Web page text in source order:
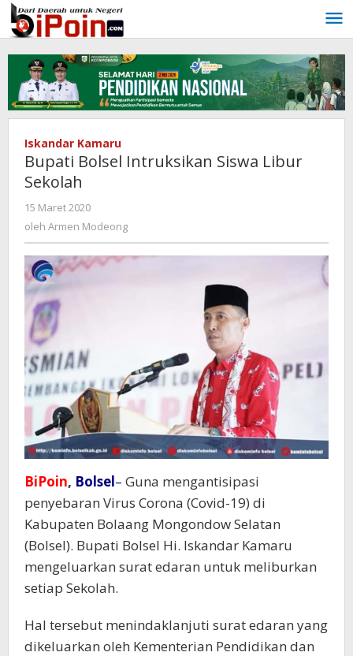
Lewati
ke
konten
Iskandar Kamaru
Bupati Bolsel Intruksikan Siswa Libur
Sekolah
15 Maret 2020
Armen
Modeong
oleh Armen Modeong
BiPoin, Bolsel– Guna mengantisipasi
penyebaran Virus Corona (Covid-19) di
Kabupaten Bolaang Mongondow Selatan
(Bolsel). Bupati Bolsel Hi. Iskandar Kamaru
mengeluarkan surat edaran untuk meliburkan
setiap Sekolah.
Hal tersebut menindaklanjuti surat edaran yang
dikeluarkan oleh Kementerian Pendidikan dan